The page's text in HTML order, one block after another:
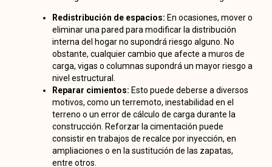
Redistribución de espacios: En ocasiones, mover o
eliminar una pared para modificar la distribución
interna del hogar no supondrá riesgo alguno. No
obstante, cualquier cambio que afecte a muros de
carga, vigas o columnas supondrá un mayor riesgo a
nivel estructural.
Reparar cimientos: Esto puede deberse a diversos
motivos, como un terremoto, inestabilidad en el
terreno o un error de cálculo de carga durante la
construcción. Reforzar la cimentación puede
consistir en trabajos de recalce por inyección, en
ampliaciones o en la sustitución de las zapatas,
entre otros.